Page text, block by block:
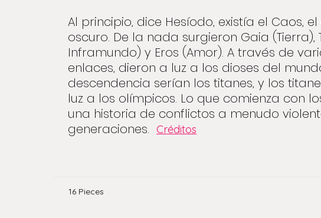
16 Pieces
Al principio, dice Hesíodo, existía el Caos,
oscuro. De la nada surgieron Gaia (Tierra),
Inframundo) y Eros (Amor). A través de
enlaces, dieron a luz a los dioses del
descendencia serían los titanes, y los
luz a los olímpicos. Lo que comienza con
una historia de conflictos a menudo
generaciones. Créditos